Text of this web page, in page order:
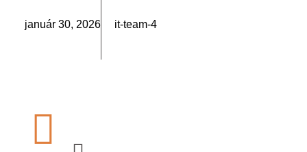
január 30, 2026 it-team-4